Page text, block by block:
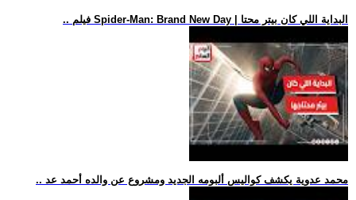
.. فيلم Spider-Man: Brand New Day | البداية اللي كان بيتر محتا
.. محمد عدوية يكشف كواليس ألبومه الجديد ومشروع عن والده أحمد عد